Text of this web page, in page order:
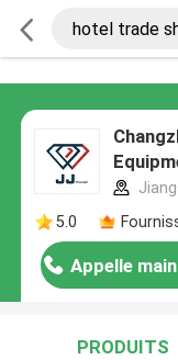
5.0
Appelle
PRODUITS